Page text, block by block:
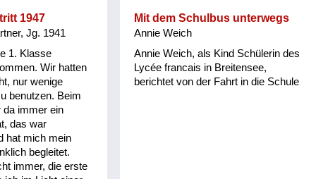
1947
Jg. 1941
1. Klasse
Wir hatten
nur wenige
benutzen. Beim
da immer ein
das war
hat mich mein
begleitet.
immer, die erste
Mit dem Schulbus unterwegs
Annie Weich
Annie Weich, als Kind Schülerin des
Lycée francais in Breitensee,
berichtet von der Fahrt in die Schule